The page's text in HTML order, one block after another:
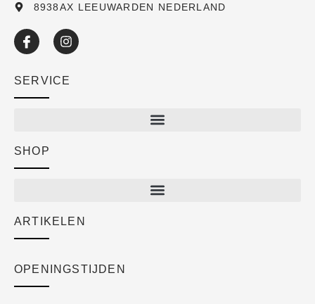
8938AX LEEUWARDEN NEDERLAND
SERVICE
Academy
SHOP
ARTIKELEN
OPENINGSTIJDEN